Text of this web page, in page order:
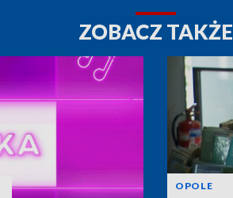
ZOBACZ TAKŻE
OPOLE